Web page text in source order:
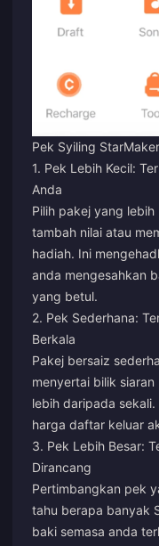
Pek Syiling
1. Pek Lebih Kecil:
Anda
Pilih pakej yang
tambah nilai atau
hadiah. Ini
anda mengesahkan
yang betul.
2. Pek Sederhana:
Berkala
Pakej bersaiz
menyertai bilik
lebih daripada
harga daftar keluar
3. Pek Lebih Besar:
Dirancang
Pertimbangkan pek
tahu berapa banyak
baki semasa anda